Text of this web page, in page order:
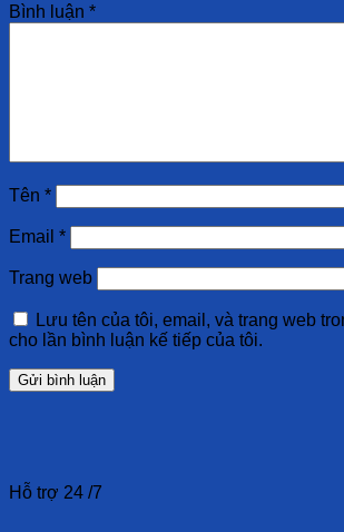
Bình luận *
Tên *
Email *
Trang web
Lưu tên của tôi, email, và trang web
cho lần bình luận kế tiếp của tôi.
Hỗ trợ 24 /7